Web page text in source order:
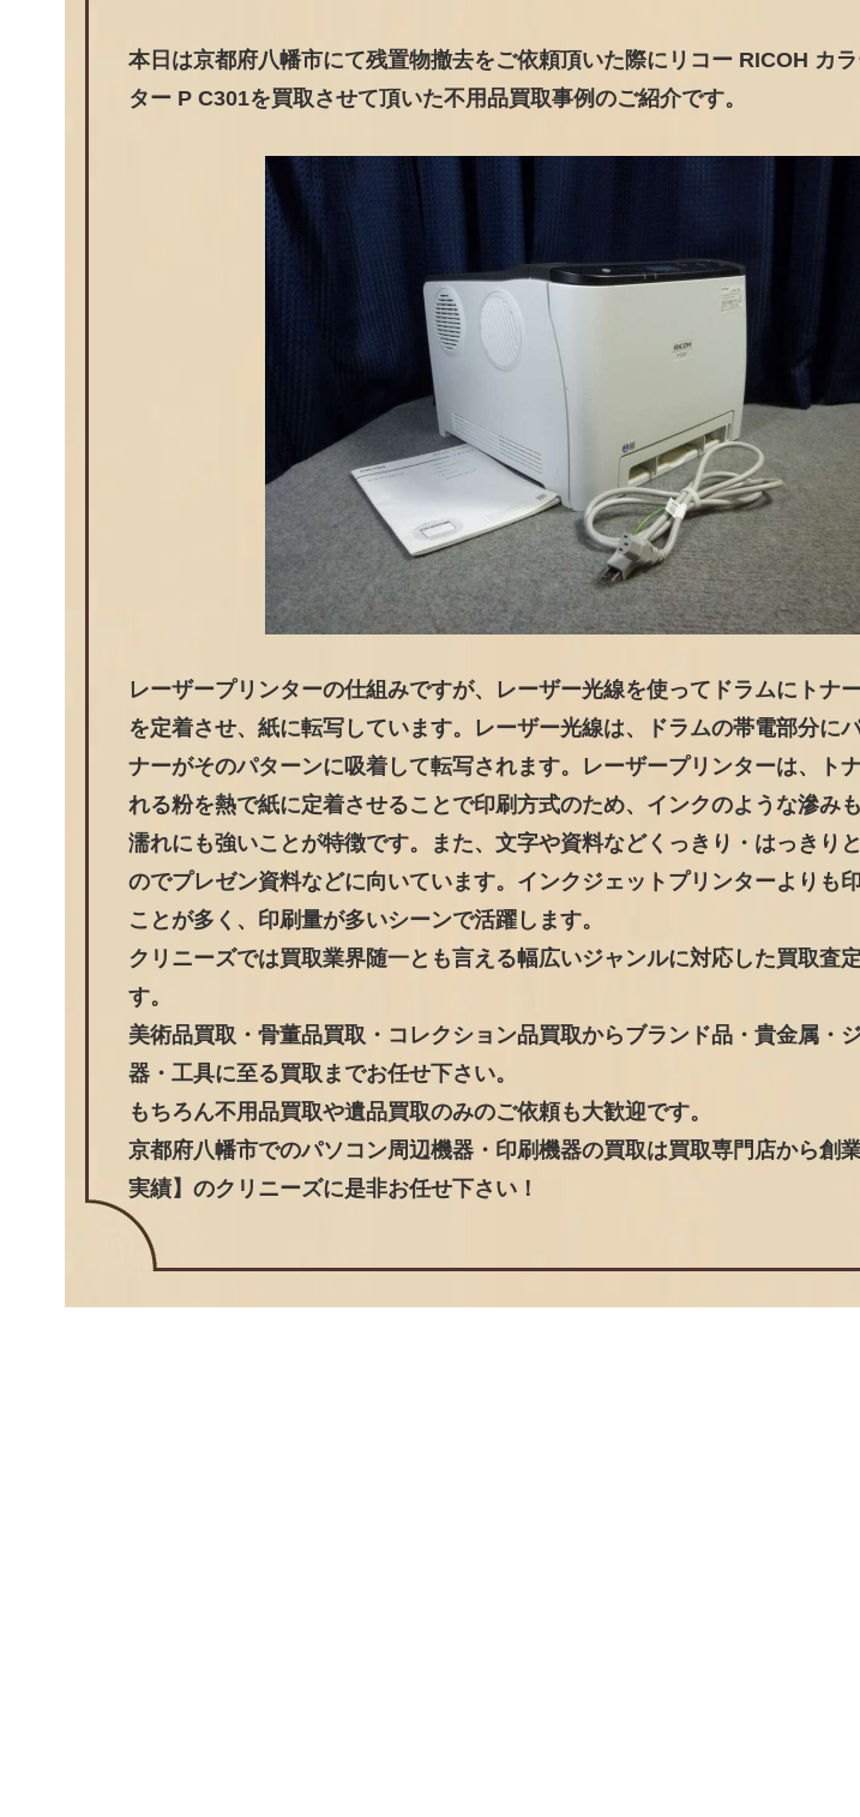
本日は京都府八幡市にて残置物撤去をご依頼頂いた際にリコー RICOH カ
ター P C301を買取させて頂いた不用品買取事例のご紹介です。
レーザープリンターの仕組みですが、レーザー光線を使ってドラムにトナ
を定着させ、紙に転写しています。レーザー光線は、ドラムの帯電部分に
ナーがそのパターンに吸着して転写されます。レーザープリンターは、ト
れる粉を熱で紙に定着させることで印刷方式のため、インクのような滲み
濡れにも強いことが特徴です。また、文字や資料などくっきり・はっきり
のでプレゼン資料などに向いています。インクジェットプリンターよりも
ことが多く、印刷量が多いシーンで活躍します。
クリニーズでは買取業界随一とも言える幅広いジャンルに対応した買取査
す。
美術品買取・骨董品買取・コレクション品買取からブランド品・貴金属・
器・工具に至る買取までお任せ下さい。
もちろん不用品買取や遺品買取のみのご依頼も大歓迎です。
京都府八幡市でのパソコン周辺機器・印刷機器の買取は買取専門店から創
実績】のクリニーズに是非お任せ下さい！